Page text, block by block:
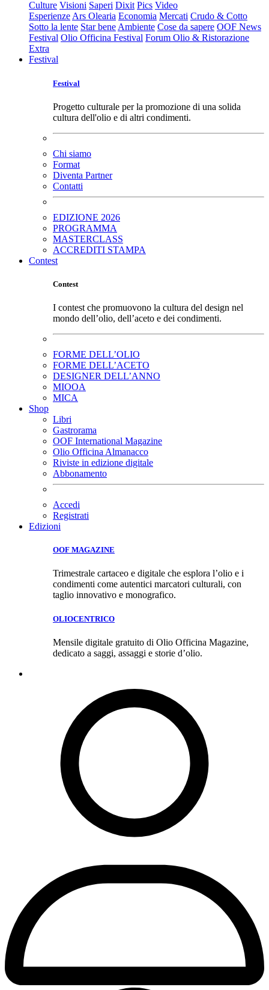
Culture Visioni Saperi Dixit Pics Video
Esperienze Ars Olearia Economia Mercati Crudo & Cotto
Sotto la lente Star bene Ambiente Cose da sapere OOF News
Festival Olio Officina Festival Forum Olio & Ristorazione
Extra
Festival
Festival
Progetto culturale per la promozione di una solida
cultura dell'olio e di altri condimenti.
Chi siamo
Format
Diventa Partner
Contatti
EDIZIONE 2026
PROGRAMMA
MASTERCLASS
ACCREDITI STAMPA
Contest
Contest
I contest che promuovono la cultura del design nel
mondo dell’olio, dell’aceto e dei condimenti.
FORME DELL’OLIO
FORME DELL’ACETO
DESIGNER DELL’ANNO
MIOOA
MICA
Shop
Libri
Gastrorama
OOF International Magazine
Olio Officina Almanacco
Riviste in edizione digitale
Abbonamento
Accedi
Registrati
Edizioni
OOF MAGAZINE
Trimestrale cartaceo e digitale che esplora l’olio e i
condimenti come autentici marcatori culturali, con
taglio innovativo e monografico.
OLIOCENTRICO
Mensile digitale gratuito di Olio Officina Magazine,
dedicato a saggi, assaggi e storie d’olio.